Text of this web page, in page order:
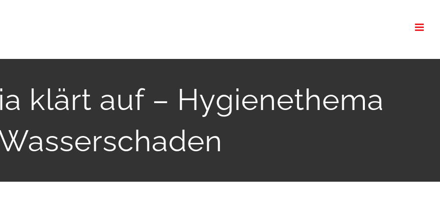
klärt auf – Hygienethema